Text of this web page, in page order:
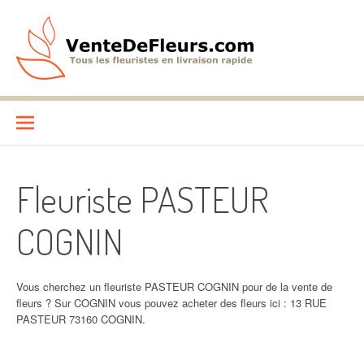
contenu
VenteDeFleurs.com
Fleuriste PASTEUR
COGNIN
Vous cherchez un fleuriste PASTEUR COGNIN pour de la vente de
fleurs ? Sur COGNIN vous pouvez acheter des fleurs ici : 13 RUE
PASTEUR 73160 COGNIN.